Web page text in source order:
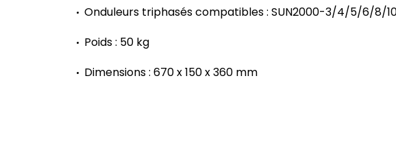
Onduleurs triphasés compatibles : SUN2000-3/4/5/6/8/
Poids : 50 kg
Dimensions : 670 x 150 x 360 mm